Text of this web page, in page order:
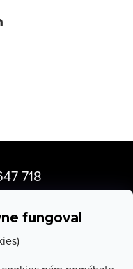
fungoval
718